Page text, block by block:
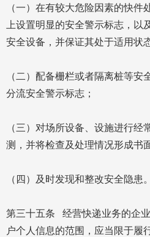
（一）在有较大危险因素的快件
上设置明显的安全警示标志，以
安全设备，并保证其处于适用状
（二）配备栅栏或者隔离桩等
分流安全警示标志；
（三）对场所设备、设施进行经
测，并将检查及处理情况形成书
（四）及时发现和整改安全隐患
第三十五条 经营快递业务的企
户个人信息的范围，应当限于履